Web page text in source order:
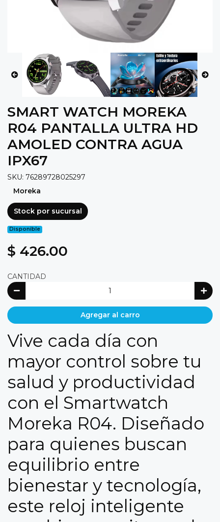
SMART WATCH MOREKA
R04 PANTALLA ULTRA HD
AMOLED CONTRA AGUA
IPX67
SKU: 76289728025297
Moreka
Stock por sucursal
Disponible
$ 426.00
CANTIDAD
Agregar al carro
Vive cada día con
mayor control sobre tu
salud y productividad
con el Smartwatch
Moreka R04. Diseñado
para quienes buscan
equilibrio entre
bienestar y tecnología,
este reloj inteligente